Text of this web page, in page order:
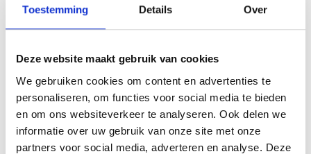
Toestemming Details Over
Deze website maakt gebruik van cookies
We gebruiken cookies om content en advertenties te
personaliseren, om functies voor social media te bieden
en om ons websiteverkeer te analyseren. Ook delen we
informatie over uw gebruik van onze site met onze
partners voor social media, adverteren en analyse. Deze
HOOGTE 73×27 mm
LEVERTIJD 2 werkdagen
MATERIAAL GRAVEERPLAAT Aluminium